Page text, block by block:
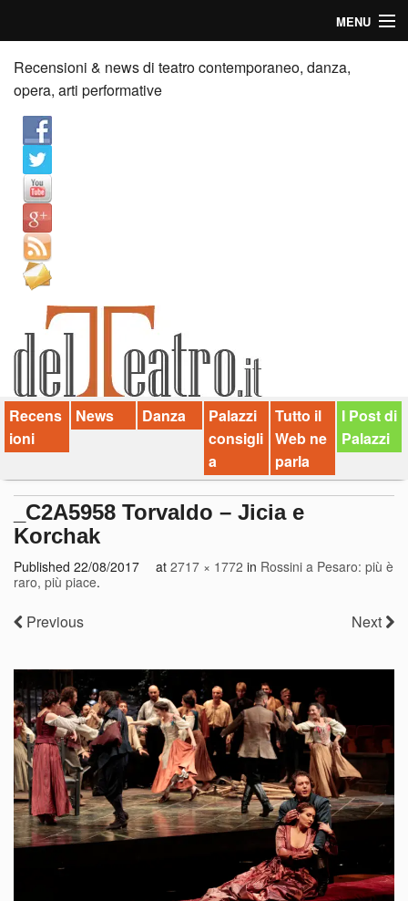
MENU
Home
Recensioni
Anticipazioni
News
Palazzi consiglia
Video
Chi siamo
Contatti
dT in English
Recensioni & news di teatro contemporaneo, danza,
opera, arti performative
Recens
ioni
News Danza
Palazzi
consigli
a
Tutto il
Web ne
parla
I Post di
Palazzi
_C2A5958 Torvaldo – Jicia e
Korchak
Published 22/08/2017 at 2717 × 1772 in Rossini a Pesaro: più è
raro, più piace.
Previous Next